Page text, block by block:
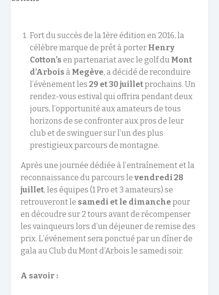
Fort du succès de la 1ère édition en 2016, la
célèbre marque de prêt à porter Henry
Cotton’s en partenariat avec le golf duMont
d’Arbois à Megève, a décidé de reconduire
l’évènement les 29 et 30 juilletprochains. Un
rendez-vous estival qui offrira pendant deux
jours, l’opportunité aux amateurs de tous
horizons de se confronter aux pros de leur
club et de swinguer sur l’un des plus
prestigieux parcours de montagne.
Après une journée dédiée à l’entraînement et la
reconnaissance du parcours levendredi 28
juillet, les équipes (1 Pro et 3 amateurs) se
retrouveront le samedi et le dimanche pour
en découdre sur 2 tours avant de récompenser
les vainqueurs lors d’un déjeuner de remise des
prix. L’événement sera ponctué par un dîner de
gala au Club du Mont d’Arbois le samedi soir.
A savoir :